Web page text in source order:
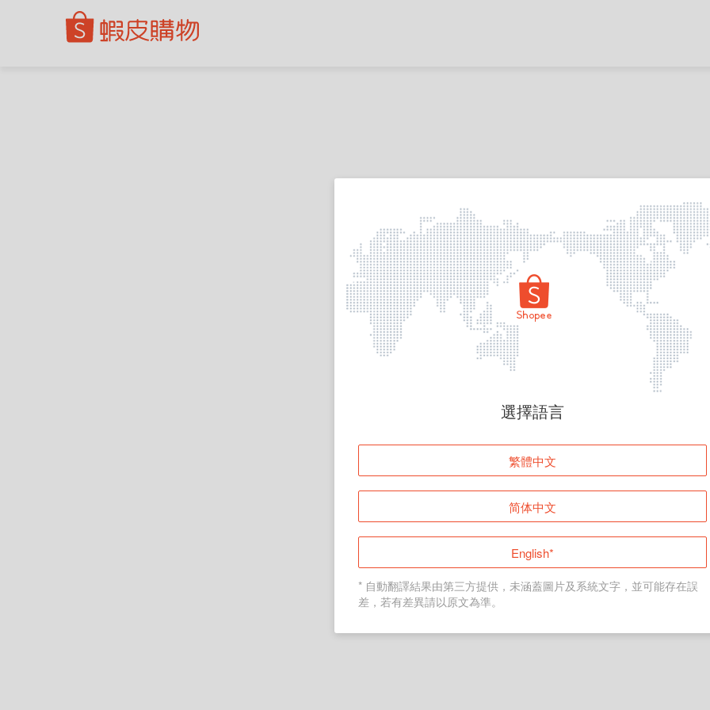
頁面無法顯示
登入
返回首頁
選擇語言
繁體中文
简体中文
English*
* 自動翻譯結果由第三方提供，未涵蓋圖片及系統文字，並可能存在誤
差，若有差異請以原文為準。